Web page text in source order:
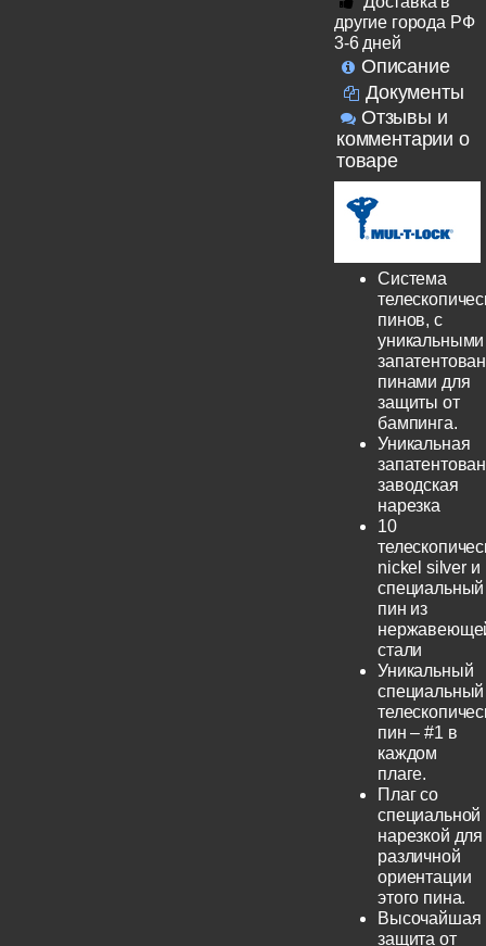
другие города РФ
3-6 дней
Описание
Документы
Отзывы и
комментарии о
товаре
Система
пинов, с
уникальными
пинами для
защиты от
бампинга.
Уникальная
заводская
нарезка
10
nickel silver и
специальный
пин из
стали
Уникальный
специальный
пин – #1 в
каждом
плаге.
Плаг со
специальной
нарезкой для
различной
ориентации
этого пина.
Высочайшая
защита от